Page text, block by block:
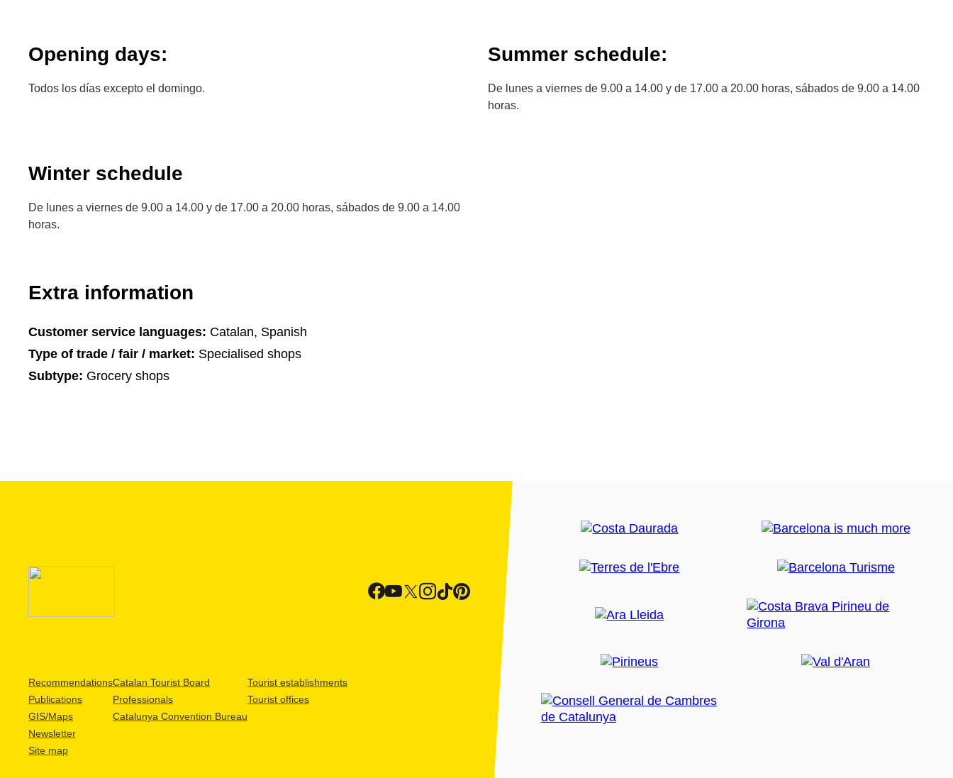
Opening days:
Todos los días excepto el domingo.
Summer schedule:
De lunes a viernes de 9.00 a 14.00 y de 17.00 a 20.00 horas, sábados de 9.00 a 14.00
horas.
Winter schedule
De lunes a viernes de 9.00 a 14.00 y de 17.00 a 20.00 horas, sábados de 9.00 a 14.00
horas.
Extra information
Customer service languages: Catalan, Spanish
Type of trade / fair / market: Specialised shops
Subtype: Grocery shops
Recommendations
Publications
GIS/Maps
Newsletter
Site map
Catalan Tourist Board
Professionals
Catalunya Convention Bureau
Tourist establishments
Tourist offices